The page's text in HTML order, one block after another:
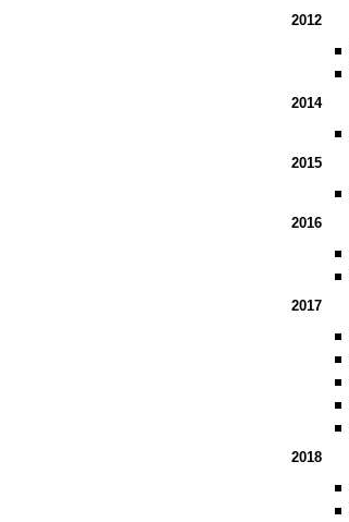
2012
2014
2015
2016
2017
2018